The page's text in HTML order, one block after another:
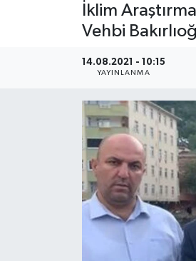
İklim
Vehbi
14.08.2021 - 10:15
YAYINLANMA